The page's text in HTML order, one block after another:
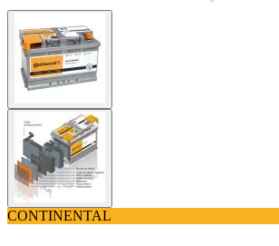
CONTINENTAL